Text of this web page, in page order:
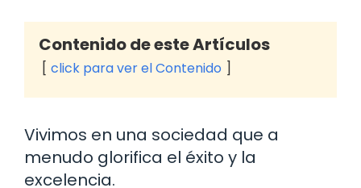
Contenido de este Artículos
click para ver el Contenido
Vivimos en una sociedad que a
menudo glorifica el éxito y la
excelencia.